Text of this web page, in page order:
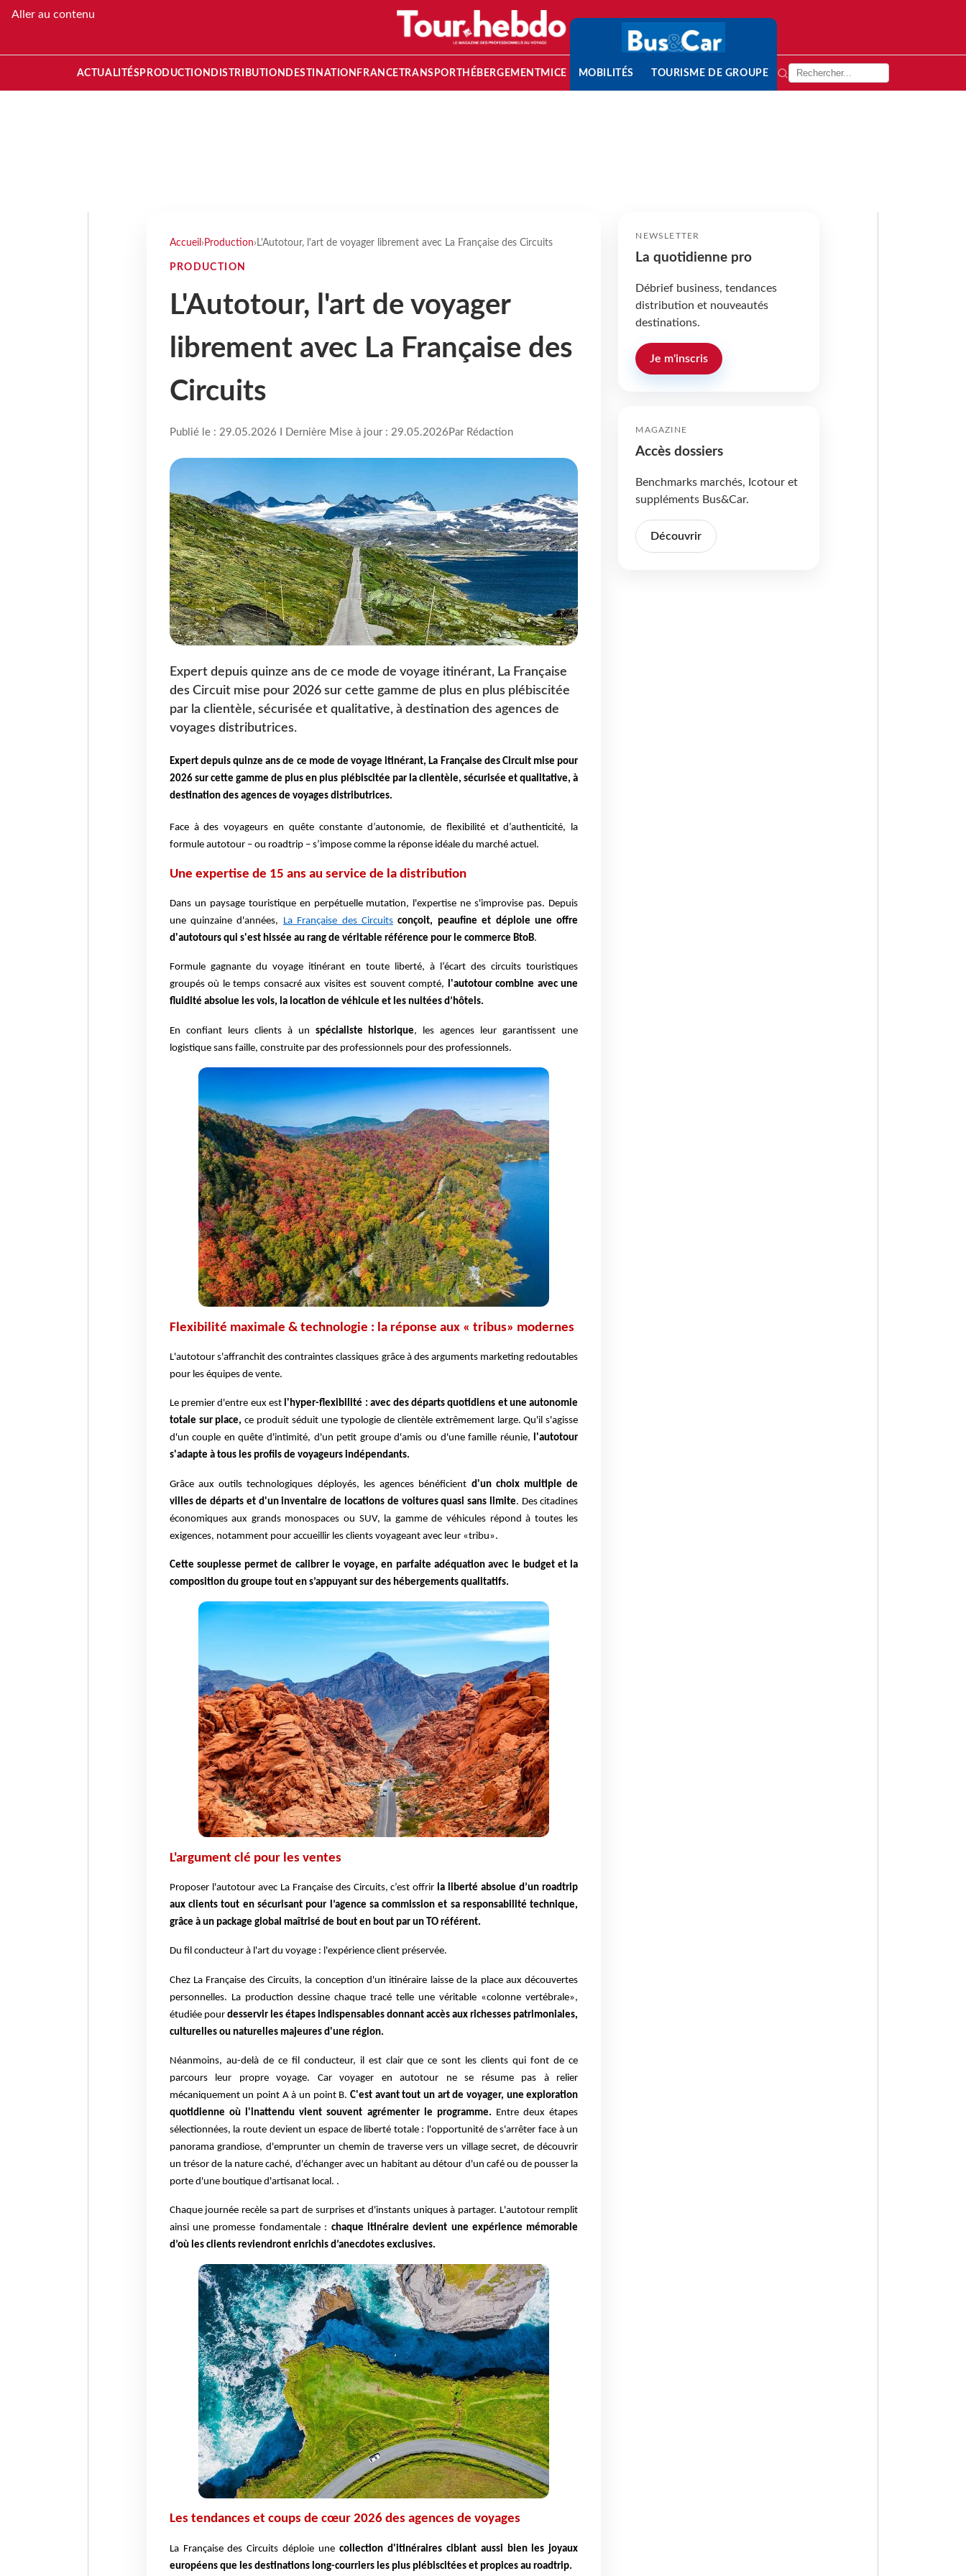
Aller au contenu
ACTUALITÉS PRODUCTION DISTRIBUTION DESTINATION FRANCETRANSPORT HÉBERGEMENTMICE MOBILITÉS TOURISME DE GROUPE
Accueil › Production› L'Autotour, l'art de voyager librement avec La Française des Circuits
PRODUCTION
L'Autotour, l'art de voyager
librement avec La Française des
Circuits
Publié le : 29.05.2026 I Dernière Mise à jour : 29.05.2026 Par Rédaction
Expert depuis quinze ans de ce mode de voyage itinérant, La Française
des Circuit mise pour 2026 sur cette gamme de plus en plus plébiscitée
par la clientèle, sécurisée et qualitative, à destination des agences de
voyages distributrices.
Expert depuis quinze ans de ce mode de voyage itinérant, La Française des Circuit mise pour
2026 sur cette gamme de plus en plus plébiscitée par la clientèle, sécurisée et qualitative, à
destination des agences de voyages distributrices.
Face à des voyageurs en quête constante d’autonomie, de flexibilité et d’authenticité, la
formule autotour – ou roadtrip – s’impose comme la réponse idéale du marché actuel.
Une expertise de 15 ans au service de la distribution
Dans un paysage touristique en perpétuelle mutation, l'expertise ne s'improvise pas. Depuis
une quinzaine d'années, La Française des Circuits conçoit, peaufine et déploie une offre
d'autotours qui s'est hissée au rang de véritable référence pour le commerce BtoB.
Formule gagnante du voyage itinérant en toute liberté, à l’écart des circuits touristiques
groupés où le temps consacré aux visites est souvent compté, l'autotour combine avec une
fluidité absolue les vols, la location de véhicule et les nuitées d’hôtels.
En confiant leurs clients à un spécialiste historique, les agences leur garantissent une
logistique sans faille, construite par des professionnels pour des professionnels.
Flexibilité maximale & technologie : la réponse aux « tribus» modernes
L'autotour s'affranchit des contraintes classiques grâce à des arguments marketing redoutables
pour les équipes de vente.
Le premier d'entre eux est l'hyper-flexibilité : avec des départs quotidiens et une autonomie
totale sur place, ce produit séduit une typologie de clientèle extrêmement large. Qu'il s'agisse
d'un couple en quête d'intimité, d'un petit groupe d'amis ou d'une famille réunie, l'autotour
s'adapte à tous les profils de voyageurs indépendants.
Grâce aux outils technologiques déployés, les agences bénéficient d'un choix multiple de
villes de départs et d'un inventaire de locations de voitures quasi sans limite. Des citadines
économiques aux grands monospaces ou SUV, la gamme de véhicules répond à toutes les
exigences, notamment pour accueillir les clients voyageant avec leur «tribu».
Cette souplesse permet de calibrer le voyage, en parfaite adéquation avec le budget et la
composition du groupe tout en s’appuyant sur des hébergements qualitatifs.
L'argument clé pour les ventes
Proposer l'autotour avec La Française des Circuits, c’est offrir la liberté absolue d’un roadtrip
aux clients tout en sécurisant pour l’agence sa commission et sa responsabilité technique,
grâce à un package global maîtrisé de bout en bout par un TO référent.
Du fil conducteur à l'art du voyage : l'expérience client préservée.
Chez La Française des Circuits, la conception d'un itinéraire laisse de la place aux découvertes
personnelles. La production dessine chaque tracé telle une véritable «colonne vertébrale»,
étudiée pour desservir les étapes indispensables donnant accès aux richesses patrimoniales,
culturelles ou naturelles majeures d'une région.
Néanmoins, au-delà de ce fil conducteur, il est clair que ce sont les clients qui font de ce
parcours leur propre voyage. Car voyager en autotour ne se résume pas à relier
mécaniquement un point A à un point B. C'est avant tout un art de voyager, une exploration
quotidienne où l'inattendu vient souvent agrémenter le programme. Entre deux étapes
sélectionnées, la route devient un espace de liberté totale : l'opportunité de s'arrêter face à un
panorama grandiose, d'emprunter un chemin de traverse vers un village secret, de découvrir
un trésor de la nature caché, d'échanger avec un habitant au détour d'un café ou de pousser la
porte d'une boutique d'artisanat local. .
Chaque journée recèle sa part de surprises et d'instants uniques à partager. L'autotour remplit
ainsi une promesse fondamentale : chaque itinéraire devient une expérience mémorable
d’où les clients reviendront enrichis d’anecdotes exclusives.
Les tendances et coups de cœur 2026 des agences de voyages
La Française des Circuits déploie une collection d'itinéraires ciblant aussi bien les joyaux
européens que les destinations long-courriers les plus plébiscitées et propices au roadtrip.
NEWSLETTER
La quotidienne pro
Débrief business, tendances
distribution et nouveautés
destinations.
Je m'inscris
MAGAZINE
Accès dossiers
Benchmarks marchés, Icotour et
suppléments Bus&Car.
Découvrir